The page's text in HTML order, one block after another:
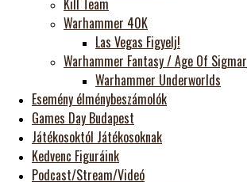
Warhammer 40K
Las Vegas Figyelj!
Warhammer Fantasy / Age Of Sigmar
Warhammer Underworlds
Esemény élménybeszámolók
Games Day Budapest
Játékosoktól Játékosoknak
Kedvenc Figuráink
Podcast/Stream/Videó